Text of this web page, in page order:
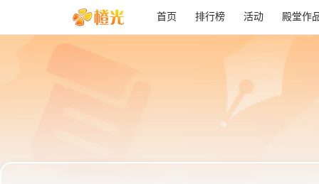
首页 排行榜 活动 殿堂作